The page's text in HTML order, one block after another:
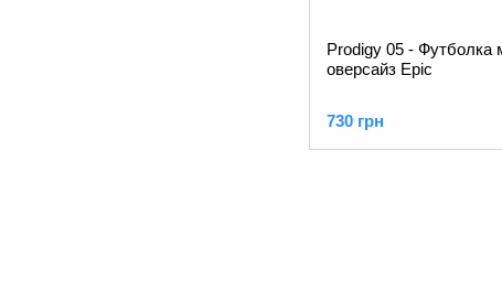
Prodigy 05 - Футболка
оверсайз Epic
730 грн